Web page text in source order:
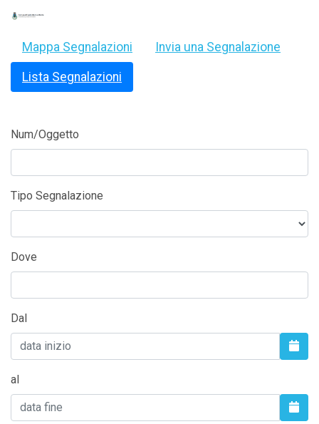
Mappa Segnalazioni Invia una Segnalazione
Lista Segnalazioni
Num/Oggetto
Tipo Segnalazione
Dove
Dal
al